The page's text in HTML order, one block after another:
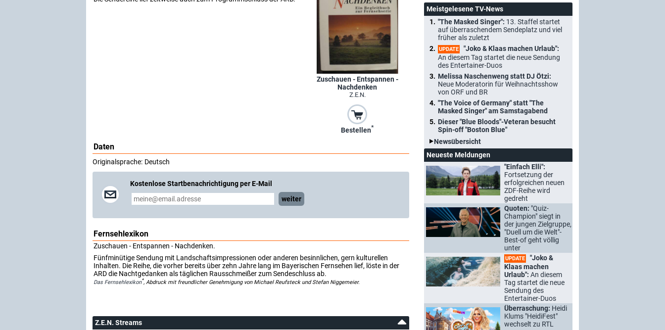
Zuschauen - Entspannen -
Nachdenken
Z.E.N.
Bestellen*
Daten
Originalsprache: Deutsch
Kostenlose Startbenachrichtigung per E-Mail
weiter
Fernsehlexikon
Zuschauen - Entspannen - Nachdenken.
Fünfminütige Sendung mit Landschaftsimpressionen oder anderen besinnlichen, gern kulturellen
Inhalten. Die Reihe, die vorher bereits über zehn Jahre lang im Bayerischen Fernsehen lief, löste in der
ARD die Nachtgedanken als täglichen Rausschmeißer zum Sendeschluss ab.
Das Fernsehlexikon*, Abdruck mit freundlicher Genehmigung von Michael Reufsteck und Stefan Niggemeier.
Z.E.N. Streams
Meistgelesene TV-News
"The Masked Singer": 13. Staffel startet
auf überraschendem Sendeplatz und viel
früher als zuletzt
UPDATE
"Joko & Klaas machen Urlaub":
An diesem Tag startet die neue Sendung
des Entertainer-Duos
Melissa Naschenweng statt DJ Ötzi:
Neue Moderatorin für Weihnachtsshow
von ORF und BR
"The Voice of Germany" statt "The
Masked Singer" am Samstagabend
Dieser "Blue Bloods"-Veteran besucht
Spin-off "Boston Blue"
Newsübersicht
Neueste Meldungen
"Einfach Elli":
Fortsetzung der
erfolgreichen neuen
ZDF-Reihe wird
gedreht
Quoten: "Quiz-
Champion" siegt in
der jungen Zielgruppe,
"Duell um die Welt"-
Best-of geht völlig
unter
UPDATE
"Joko &
Klaas machen
Urlaub": An diesem
Tag startet die neue
Sendung des
Entertainer-Duos
Überraschung: Heidi
Klums "HeidiFest"
wechselt zu RTL